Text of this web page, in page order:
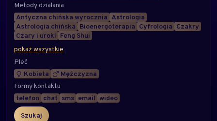
Metody działania
Antyczna chińska wyrocznia Astrologia
Astrologia chińska Bioenergoterapia Cyfrologia Czakry
Czary i uroki Feng Shui
pokaż wszystkie
Płeć
Kobieta
Mężczyzna
Formy kontaktu
telefon chat sms email wideo